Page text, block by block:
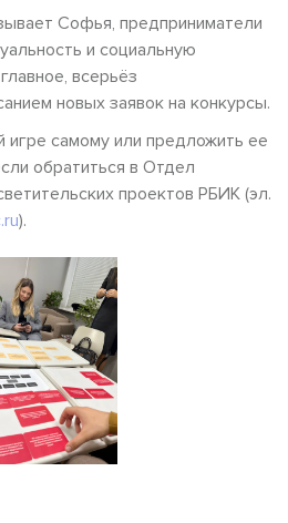
Софья, предприниматели
и социальную
всерьёз
новых заявок на конкурсы.
игре самому или предложить ее
обратиться в Отдел
проектов РБИК (эл.
).